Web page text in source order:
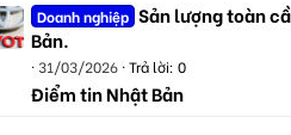
Doanh nghiệp Sản lượng toàn
Bản.
31/03/2026 Trả lời: 0
Điểm tin Nhật Bản